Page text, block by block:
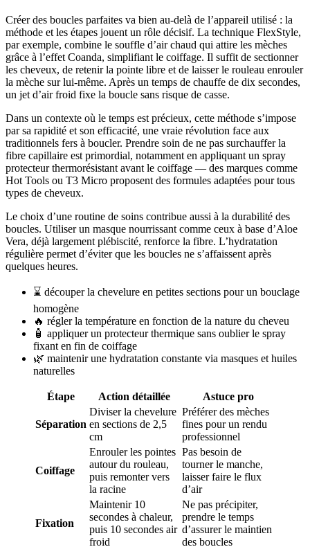
Créer des boucles parfaites va bien au-delà de l’appareil utilisé : la
méthode et les étapes jouent un rôle décisif. La technique FlexStyle,
par exemple, combine le souffle d’air chaud qui attire les mèches
grâce à l’effet Coanda, simplifiant le coiffage. Il suffit de sectionner
les cheveux, de retenir la pointe libre et de laisser le rouleau enrouler
la mèche sur lui-même. Après un temps de chauffe de dix secondes,
un jet d’air froid fixe la boucle sans risque de casse.
Dans un contexte où le temps est précieux, cette méthode s’impose
par sa rapidité et son efficacité, une vraie révolution face aux
traditionnels fers à boucler. Prendre soin de ne pas surchauffer la
fibre capillaire est primordial, notamment en appliquant un spray
protecteur thermorésistant avant le coiffage — des marques comme
Hot Tools ou T3 Micro proposent des formules adaptées pour tous
types de cheveux.
Le choix d’une routine de soins contribue aussi à la durabilité des
boucles. Utiliser un masque nourrissant comme ceux à base d’Aloe
Vera, déjà largement plébiscité, renforce la fibre. L’hydratation
régulière permet d’éviter que les boucles ne s’affaissent après
quelques heures.
⌛ découper la chevelure en petites sections pour un bouclage
homogène
🔥 régler la température en fonction de la nature du cheveu
🧴 appliquer un protecteur thermique sans oublier le spray
fixant en fin de coiffage
🌿 maintenir une hydratation constante via masques et huiles
naturelles
Étape Action détaillée Astuce pro
Séparation
Diviser la chevelure
en sections de 2,5
cm
Préférer des mèches
fines pour un rendu
professionnel
Coiffage
Enrouler les pointes
autour du rouleau,
puis remonter vers
la racine
Pas besoin de
tourner le manche,
laisser faire le flux
d’air
Fixation
Maintenir 10
secondes à chaleur,
puis 10 secondes air
froid
Ne pas précipiter,
prendre le temps
d’assurer le maintien
des boucles